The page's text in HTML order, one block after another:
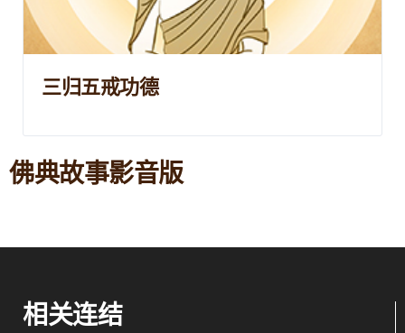
三归五戒功德
佛典故事影音版
相关连结